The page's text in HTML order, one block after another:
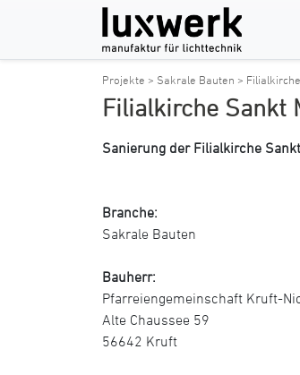
Projekte > Sakrale Bauten >
Filialkirche Sankt
Sanierung der Filialkirche
Branche:
Sakrale Bauten
Bauherr:
Pfarreiengemeinschaft Kruft-
Alte Chaussee 59
56642 Kruft